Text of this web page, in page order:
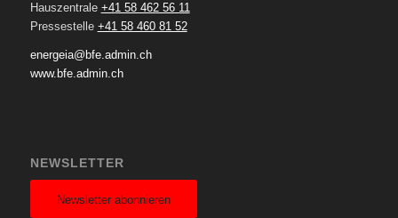
Hauszentrale +41 58 462 56 11
Pressestelle +41 58 460 81 52
energeia@bfe.admin.ch
www.bfe.admin.ch
NEWSLETTER
Newsletter abonnieren